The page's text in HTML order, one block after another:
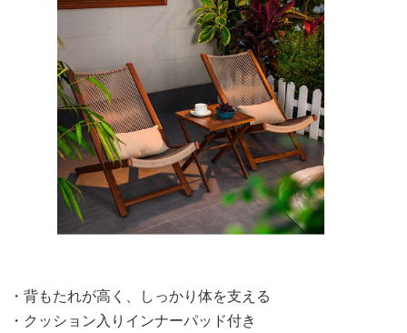
・背もたれが高く、しっかり体を支える
・クッション入りインナーパッド付き